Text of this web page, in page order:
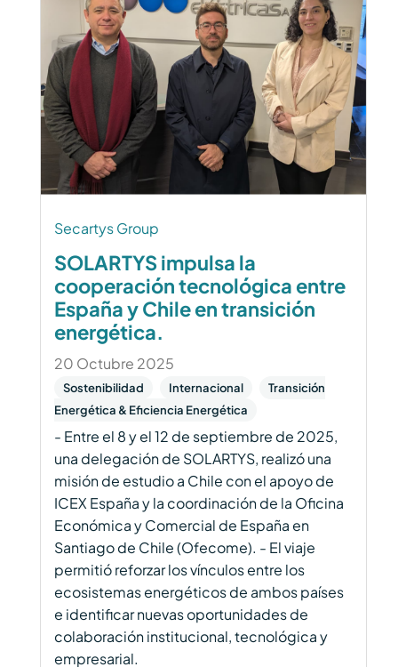
Secartys Group
SOLARTYS impulsa la
cooperación tecnológica entre
España y Chile en transición
energética.
20 Octubre 2025
Sostenibilidad Internacional
Transición
Energética & Eficiencia Energética
- Entre el 8 y el 12 de septiembre de 2025,
una delegación de SOLARTYS, realizó una
misión de estudio a Chile con el apoyo de
ICEX España y la coordinación de la Oficina
Económica y Comercial de España en
Santiago de Chile (Ofecome). - El viaje
permitió reforzar los vínculos entre los
ecosistemas energéticos de ambos países
e identificar nuevas oportunidades de
colaboración institucional, tecnológica y
empresarial.